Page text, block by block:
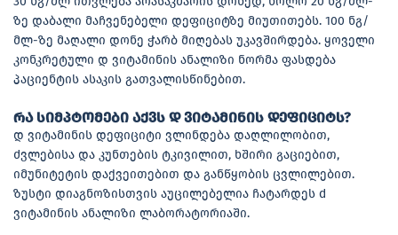
ზე დაბალი მაჩვენებელი დეფიციტზე მიუთითებს. 100 ნგ/
მლ-ზე მაღალი დონე ჭარბ მიღებას უკავშირდება. ყოველი
კონკრეტული დ ვიტამინის ანალიზი ნორმა ფასდება
პაციენტის ასაკის გათვალისწინებით.
რა სიმპტომები აქვს დ ვიტამინის დეფიციტს?
დ ვიტამინის დეფიციტი ვლინდება დაღლილობით,
ძვლებისა და კუნთების ტკივილით, ხშირი გაციებით,
იმუნიტეტის დაქვეითებით და განწყობის ცვლილებით.
ზუსტი დიაგნოზისთვის აუცილებელია ჩატარდეს d
ვიტამინის ანალიზი ლაბორატორიაში.